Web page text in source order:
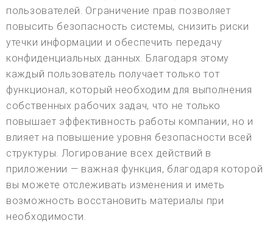
пользователей. Ограничение прав позволяет
повысить безопасность системы, снизить риски
утечки информации и обеспечить передачу
конфиденциальных данных. Благодаря этому
каждый пользователь получает только тот
функционал, который необходим для выполнения
собственных рабочих задач, что не только
повышает эффективность работы компании, но и
влияет на повышение уровня безопасности всей
структуры. Логирование всех действий в
приложении — важная функция, благодаря которой
вы можете отслеживать изменения и иметь
возможность восстановить материалы при
необходимости.